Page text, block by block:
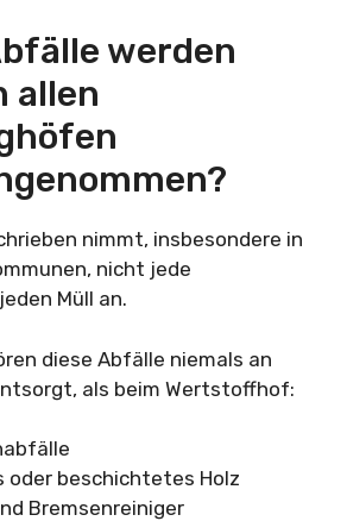
werden
allen
nimmt, insbesondere in
nicht jede
Müll an.
diese Abfälle niemals an
als beim Wertstoffhof:
oder beschichtetes Holz
Bremsenreiniger